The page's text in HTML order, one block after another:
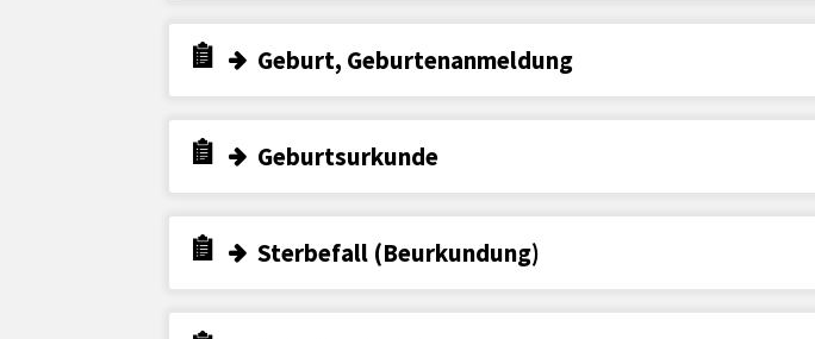
Geburt, Geburtenanmeldung
Geburtsurkunde
Sterbefall (Beurkundung)